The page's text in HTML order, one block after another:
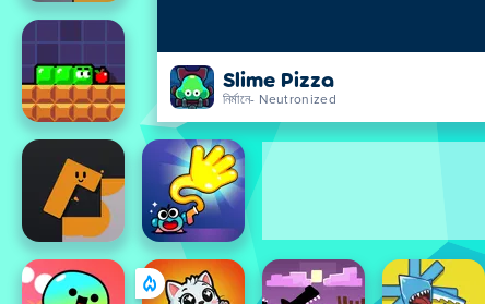
Slime Pizza
নির্মানে- Neutronized